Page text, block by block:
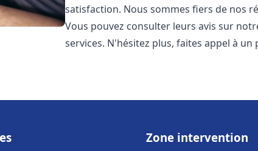
satisfaction. Nous sommes fiers de nos
Vous pouvez consulter leurs avis sur
services. N'hésitez plus, faites appel à
Zone intervention